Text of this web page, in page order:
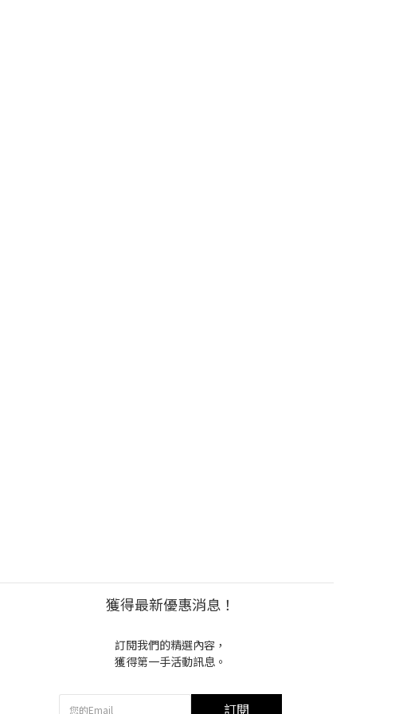
獲得最新優惠消息！
訂閱我們的精選內容，
獲得第一手活動訊息。
訂閱